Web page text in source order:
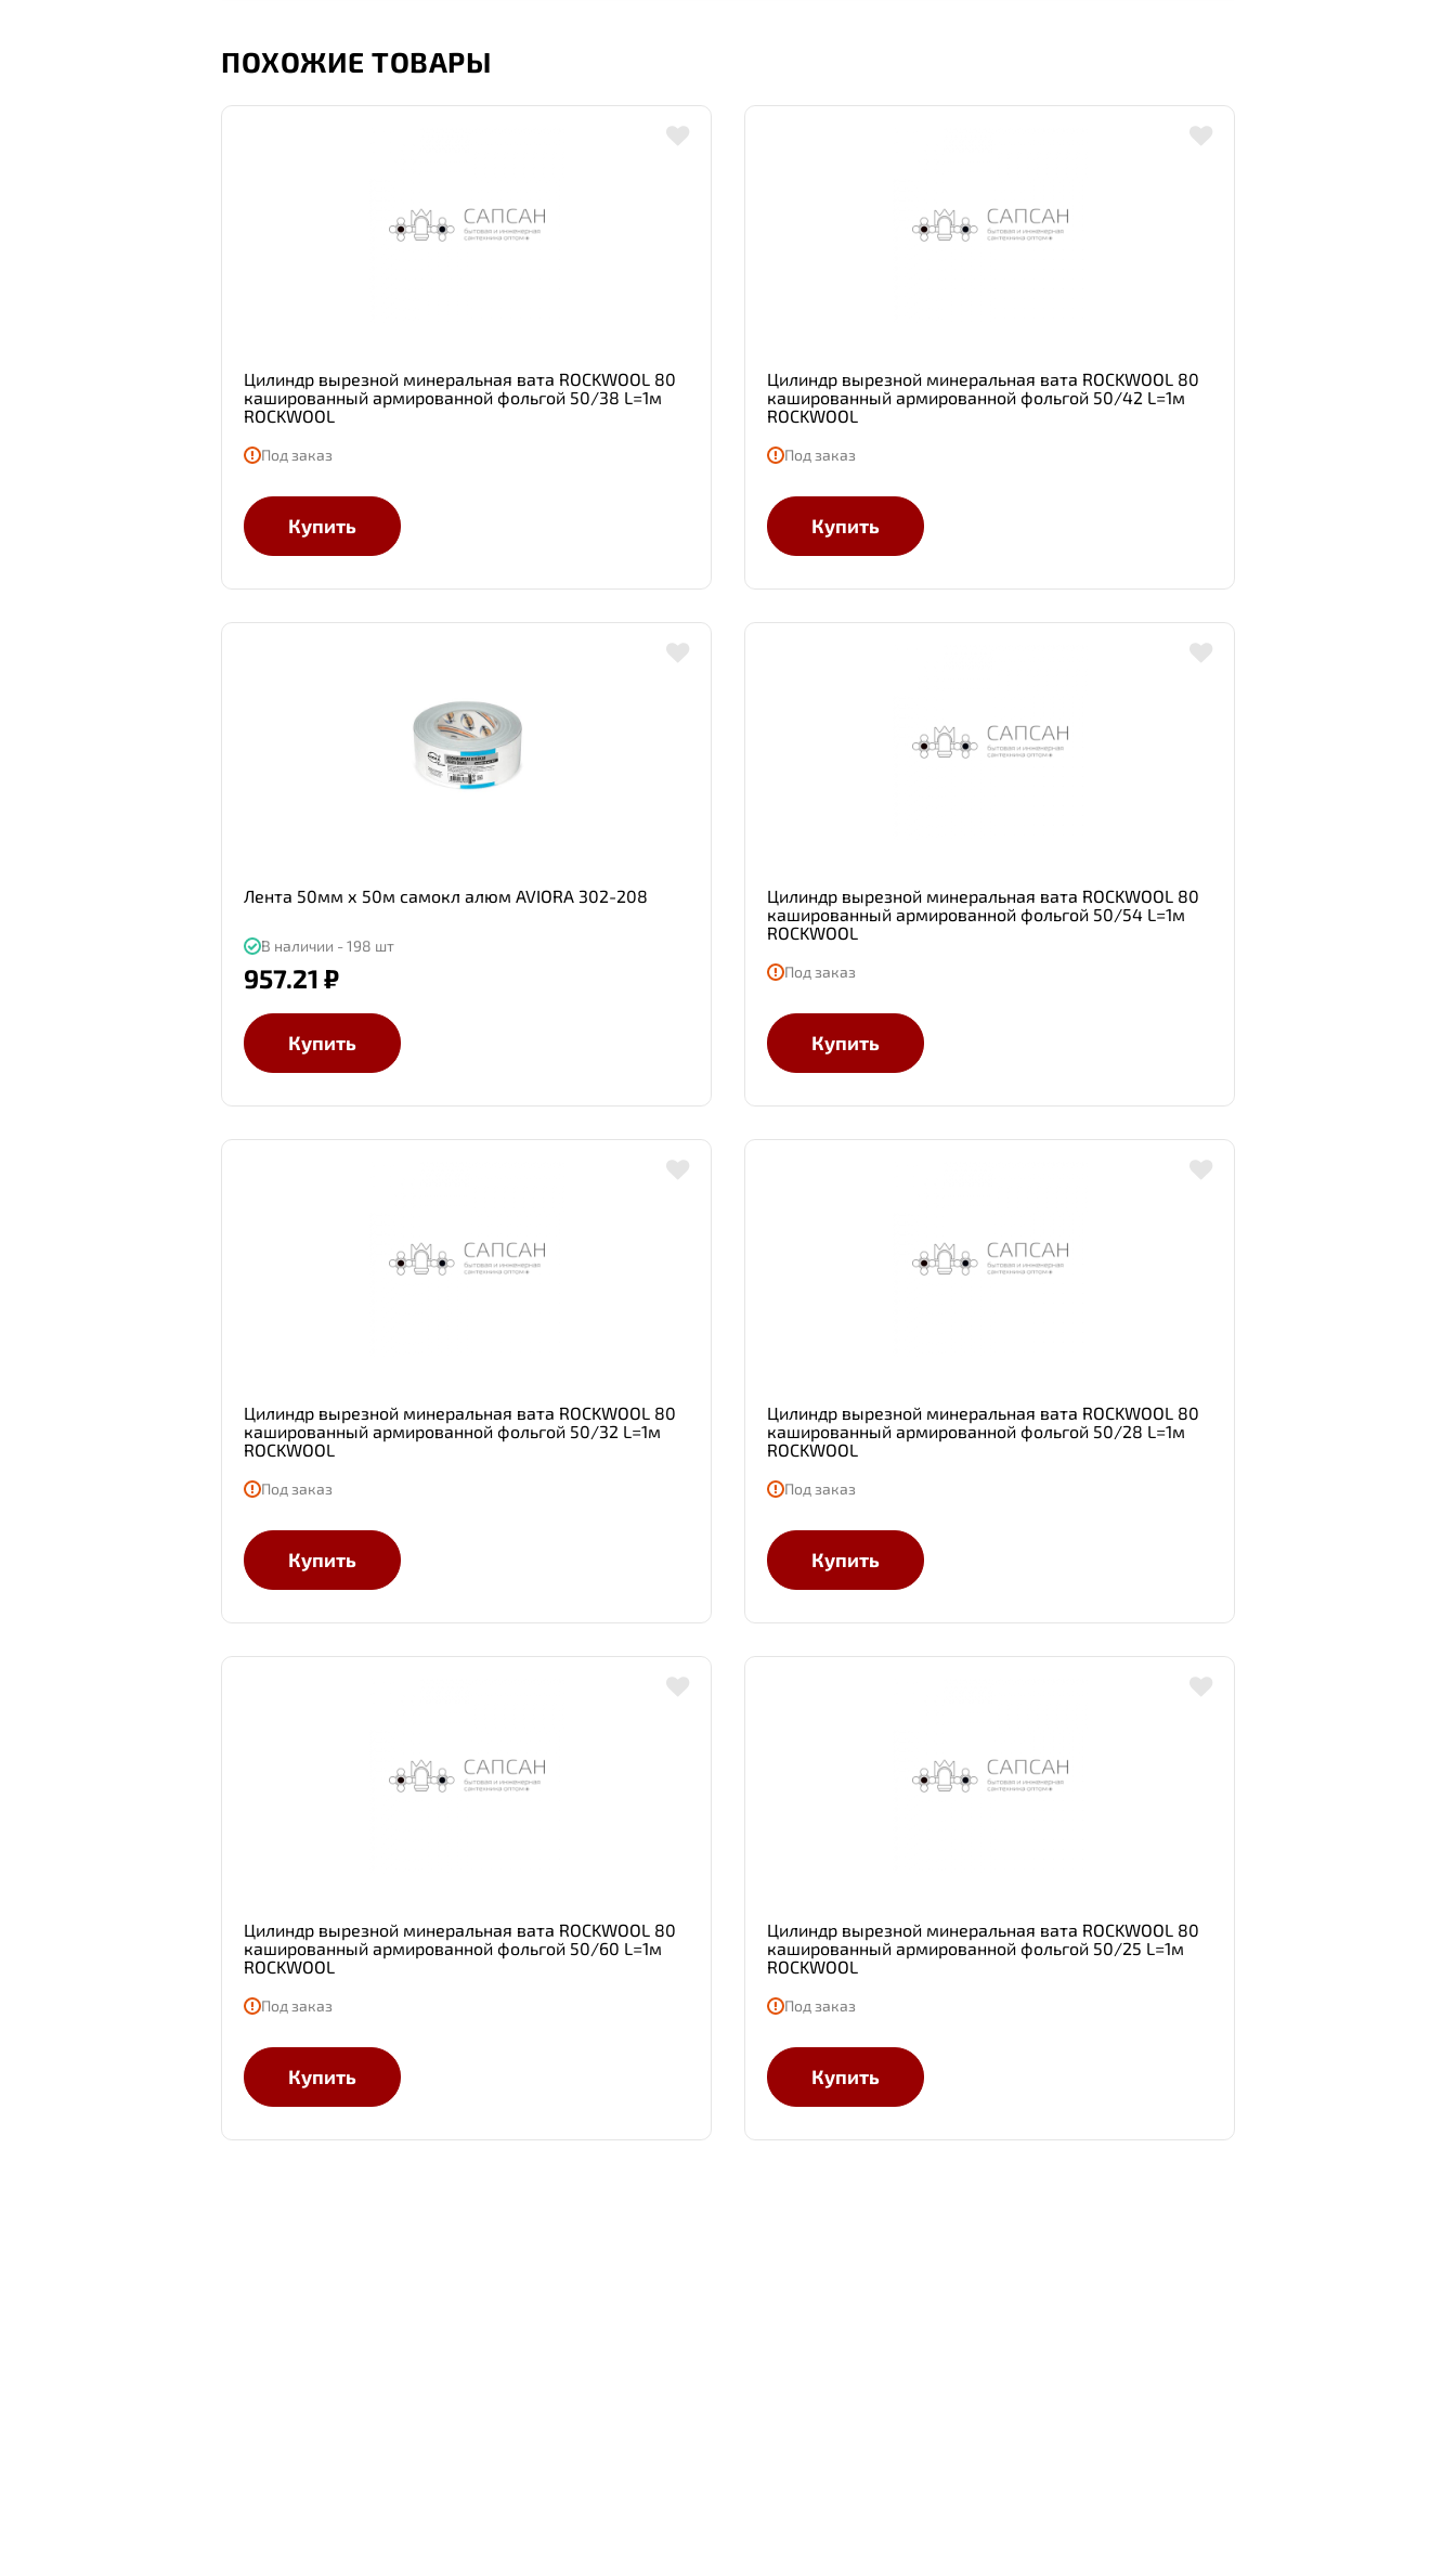
ПОХОЖИЕ ТОВАРЫ
Цилиндр вырезной минеральная вата ROCKWOOL 80
кашированный армированной фольгой 50/38 L=1м
ROCKWOOL
Под заказ
Купить
Цилиндр вырезной минеральная вата ROCKWOOL 80
кашированный армированной фольгой 50/42 L=1м
ROCKWOOL
Под заказ
Купить
Лента 50мм х 50м самокл алюм AVIORA 302-208
В наличии - 198 шт
957.21 ₽
Купить
Цилиндр вырезной минеральная вата ROCKWOOL 80
кашированный армированной фольгой 50/54 L=1м
ROCKWOOL
Под заказ
Купить
Цилиндр вырезной минеральная вата ROCKWOOL 80
кашированный армированной фольгой 50/32 L=1м
ROCKWOOL
Под заказ
Купить
Цилиндр вырезной минеральная вата ROCKWOOL 80
кашированный армированной фольгой 50/28 L=1м
ROCKWOOL
Под заказ
Купить
Цилиндр вырезной минеральная вата ROCKWOOL 80
кашированный армированной фольгой 50/60 L=1м
ROCKWOOL
Под заказ
Купить
Цилиндр вырезной минеральная вата ROCKWOOL 80
кашированный армированной фольгой 50/25 L=1м
ROCKWOOL
Под заказ
Купить